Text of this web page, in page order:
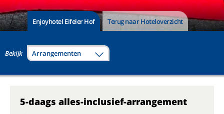
Enjoyhotel Eifeler Hof Terug naar Hoteloverzicht
Bekijk Arrangementen
5-daags alles-inclusief-arrangement